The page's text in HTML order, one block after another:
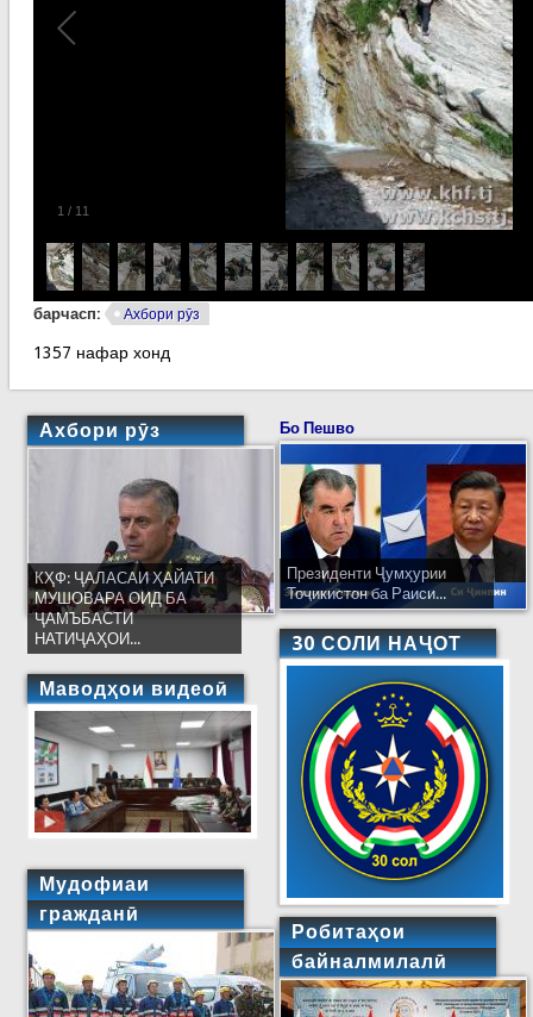
1 / 11
барчасп: Ахбори рӯз
1357 нафар хонд
Ахбори рӯз
КҲФ: ҶАЛАСАИ ҲАЙАТИ
МУШОВАРА ОИД БА
ҶАМЪБАСТИ
НАТИҶАҲОИ...
Маводҳои видеоӣ
Мудофиаи
гражданӣ
Бо Пешво
Президенти Ҷумҳурии
Тоҷикистон ба Раиси...
30 СОЛИ НАҶОТ
Робитаҳои
байналмилалӣ